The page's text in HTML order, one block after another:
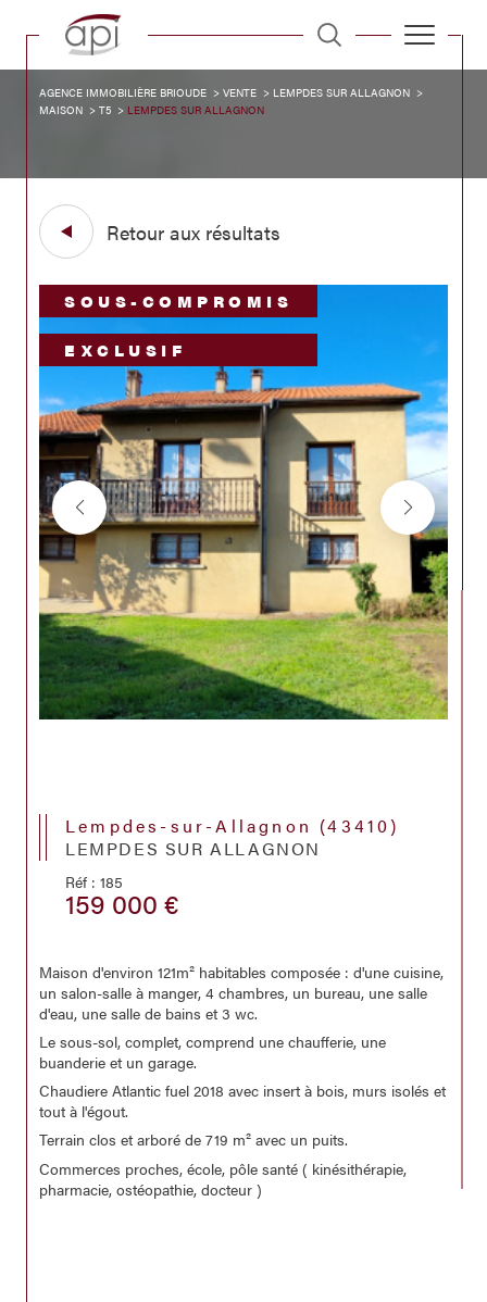
AGENCE IMMOBILIÈRE BRIOUDE VENTE
LEMPDES SUR ALLAGNON
MAISON
T5 LEMPDES SUR ALLAGNON
Retour aux résultats
SOUS-COMPROMIS
EXCLUSIF
Lempdes-sur-Allagnon (43410)
LEMPDES SUR ALLAGNON
Réf : 185
159 000 €
Maison d'environ 121m² habitables composée : d'une cuisine,
un salon-salle à manger, 4 chambres, un bureau, une salle
d'eau, une salle de bains et 3 wc.
Le sous-sol, complet, comprend une chaufferie, une
buanderie et un garage.
Chaudiere Atlantic fuel 2018 avec insert à bois, murs isolés et
tout à l'égout.
Terrain clos et arboré de 719 m² avec un puits.
Commerces proches, école, pôle santé ( kinésithérapie,
pharmacie, ostéopathie, docteur )